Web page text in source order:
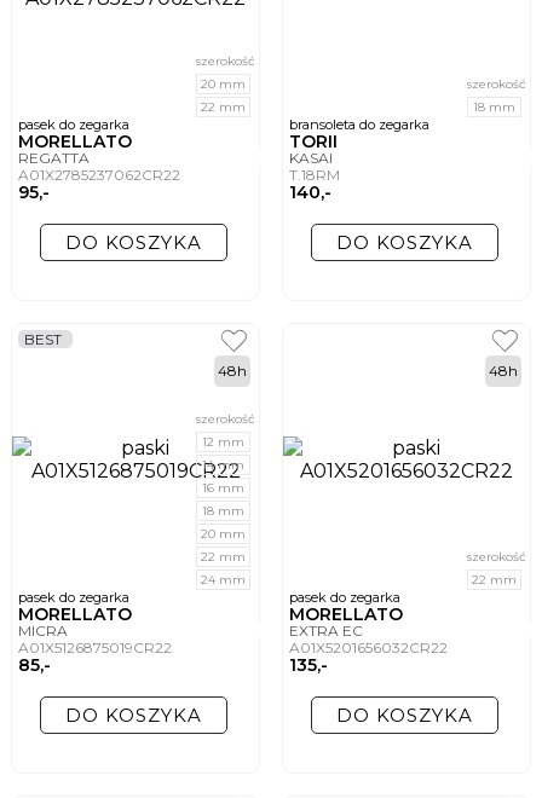
pasek do zegarka
MORELLATO
REGATTA
A01X2785237062CR22
95,-
szerokość
20 mm
22 mm
DO KOSZYKA
bransoleta do zegarka
TORII
KASAI
T.18RM
140,-
szerokość
18 mm
DO KOSZYKA
pasek do zegarka
MORELLATO
MICRA
A01X5126875019CR22
85,-
BEST
szerokość
12 mm
14 mm
16 mm
18 mm
20 mm
22 mm
24 mm
48h
DO KOSZYKA
pasek do zegarka
MORELLATO
EXTRA EC
A01X5201656032CR22
135,-
szerokość
22 mm
48h
DO KOSZYKA